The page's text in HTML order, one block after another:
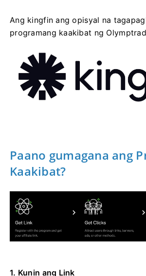
Ang kingfin ang opisyal na
programang kaakibat ng
Paano gumagana ang
Kaakibat?
1. Kunin ang Link